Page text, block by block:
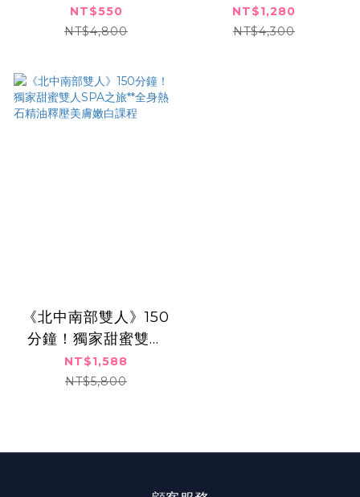
平衡美學,550元
NT$550
NT$4,800
程 單人可買四張
NT$1,280
NT$4,300
《北中南部雙人》150
分鐘！獨家甜蜜雙人
SPA之旅**全身熱石精
油釋壓美膚嫩白課程
NT$1,588
NT$5,800